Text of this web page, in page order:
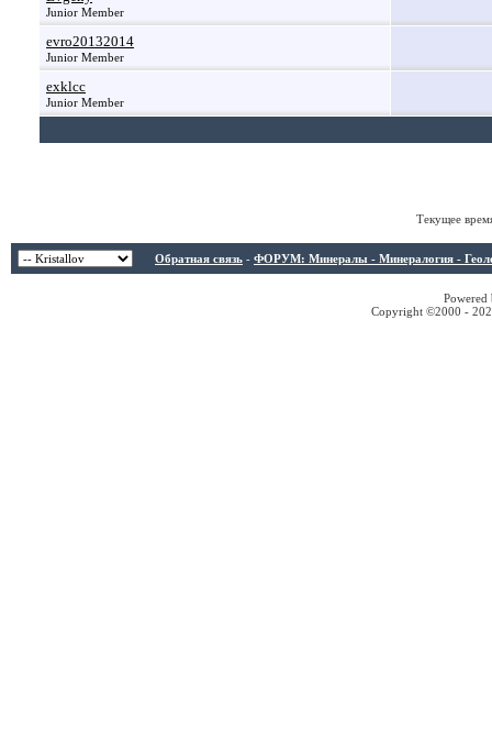
Junior Member
evro20132014
Junior Member
exklcc
Junior Member
Текущее
Обратная связь - ФОРУМ: Минералы - Минералогия -
Copyright ©2000 -